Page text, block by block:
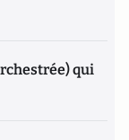
qui